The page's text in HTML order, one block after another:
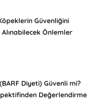
Güvenliğini
Önlemler
Diyeti) Güvenli mi?
Değerlendirme